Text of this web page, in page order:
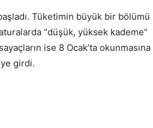
Tüketimin büyük bir bölümü
“düşük, yüksek kademe”
ise 8 Ocak’ta okunmasına
girdi.